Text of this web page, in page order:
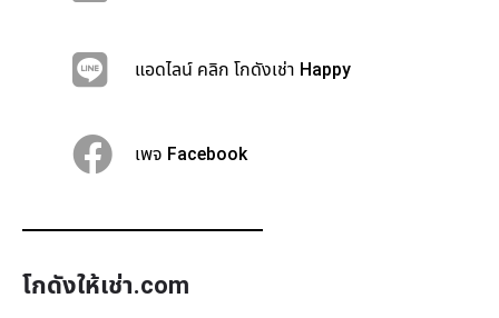
แอดไลน์ คลิก โกดังเช่า Happy
เพจ Facebook
โกดังให้เช่า.com